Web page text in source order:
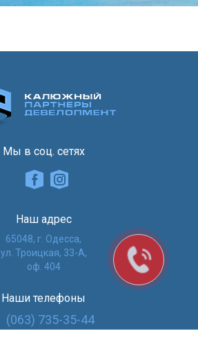
Мы в соц. сетях
Наш адрес
65048, г. Одесса,
ул. Троицкая, 33-А,
оф. 404
Наши телефоны
(063) 735-35-44